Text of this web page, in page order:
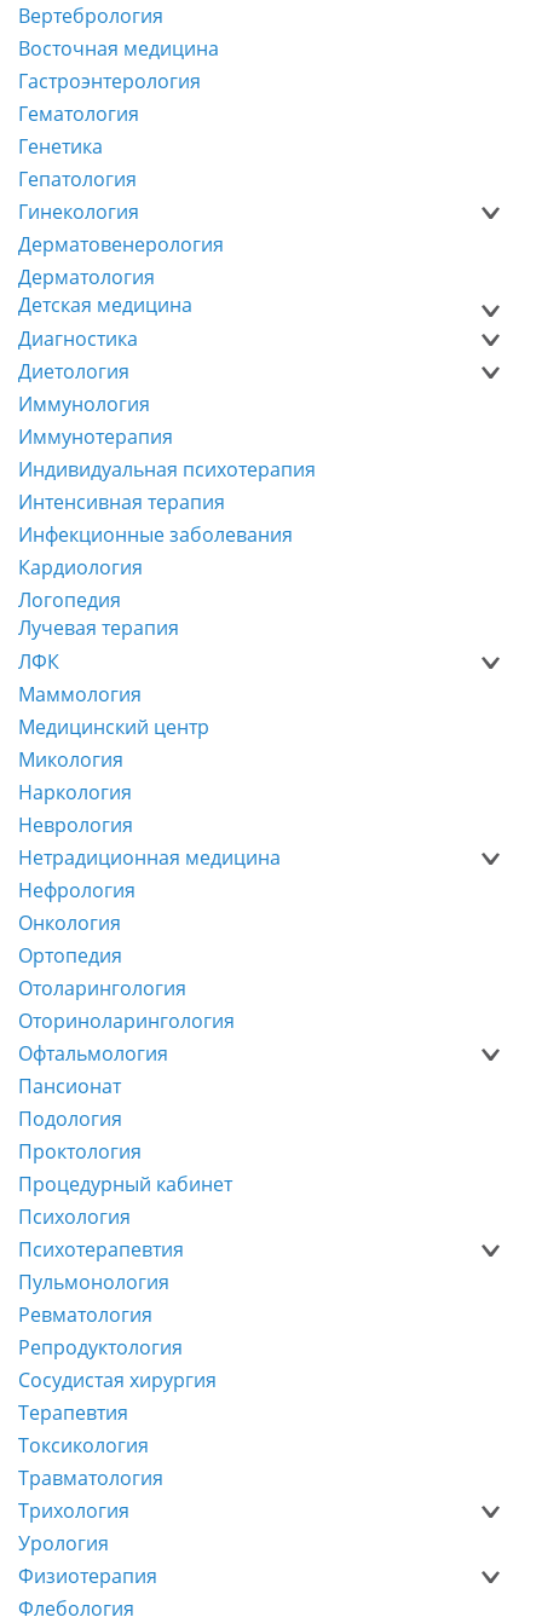
Вертебрология
Восточная медицина
Гастроэнтерология
Гематология
Генетика
Гепатология
Гинекология
Дерматовенерология
Дерматология
Детская медицина
Диагностика
Диетология
Иммунология
Иммунотерапия
Индивидуальная психотерапия
Интенсивная терапия
Инфекционные заболевания
Кардиология
Логопедия
Лучевая терапия
ЛФК
Маммология
Медицинский центр
Микология
Наркология
Неврология
Нетрадиционная медицина
Нефрология
Онкология
Ортопедия
Отоларингология
Оториноларингология
Офтальмология
Пансионат
Подология
Проктология
Процедурный кабинет
Психология
Психотерапевтия
Пульмонология
Ревматология
Репродуктология
Сосудистая хирургия
Терапевтия
Токсикология
Травматология
Трихология
Урология
Физиотерапия
Флебология